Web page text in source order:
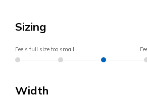
Sizing
Feels full size too small
Width